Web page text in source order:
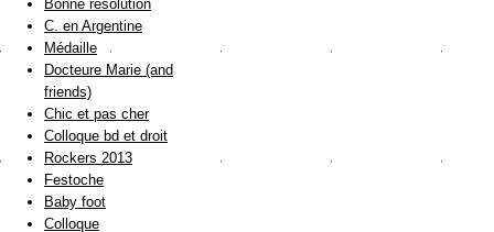
Bonne résolution
C. en Argentine
Médaille
Docteure Marie (and
friends)
Chic et pas cher
Colloque bd et droit
Rockers 2013
Festoche
Baby foot
Colloque